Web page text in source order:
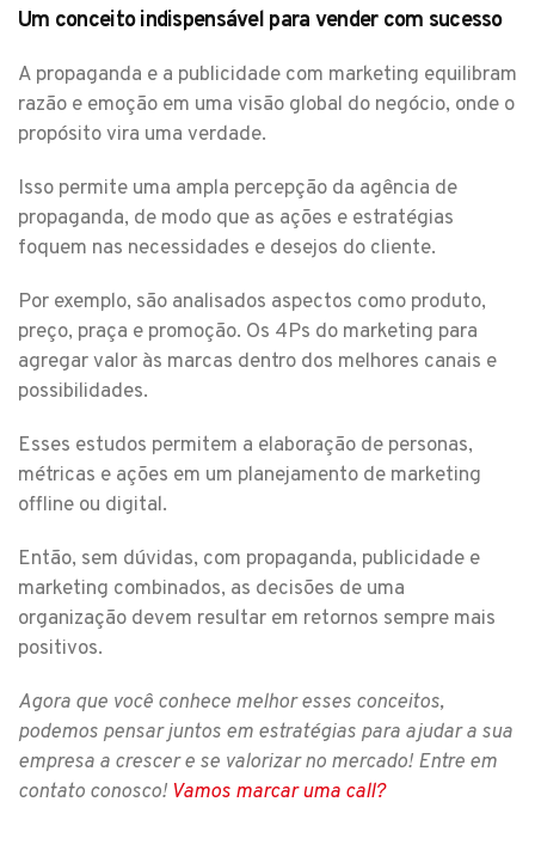
Um conceito indispensável para vender com sucesso
A propaganda e a publicidade com marketing equilibram
razão e emoção em uma visão global do negócio, onde o
propósito vira uma verdade.
Isso permite uma ampla percepção da agência de
propaganda, de modo que as ações e estratégias
foquem nas necessidades e desejos do cliente.
Por exemplo, são analisados aspectos como produto,
preço, praça e promoção. Os 4Ps do marketing para
agregar valor às marcas dentro dos melhores canais e
possibilidades.
Esses estudos permitem a elaboração de personas,
métricas e ações em um planejamento de marketing
offline ou digital.
Então, sem dúvidas, com propaganda, publicidade e
marketing combinados, as decisões de uma
organização devem resultar em retornos sempre mais
positivos.
Agora que você conhece melhor esses conceitos,
podemos pensar juntos em estratégias para ajudar a sua
empresa a crescer e se valorizar no mercado! Entre em
contato conosco! Vamos marcar uma call?